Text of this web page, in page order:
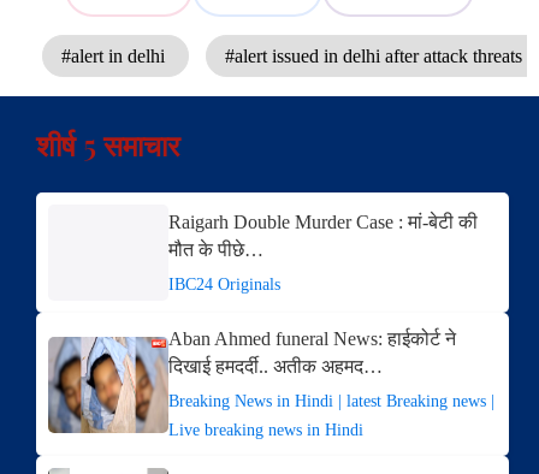
#alert in delhi #alert issued in delhi after attack threats
शीर्ष 5 समाचार
Raigarh Double Murder Case : मां-बेटी की
मौत के पीछे…
IBC24 Originals
Aban Ahmed funeral News: हाईकोर्ट ने
दिखाई हमदर्दी.. अतीक अहमद…
Breaking News in Hindi | latest Breaking news |
Live breaking news in Hindi